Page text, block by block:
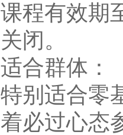
课程有效期
关闭。
适合群体：
特别适合零
着必过心态